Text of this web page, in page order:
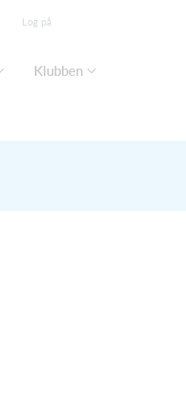
Log på
Klubben